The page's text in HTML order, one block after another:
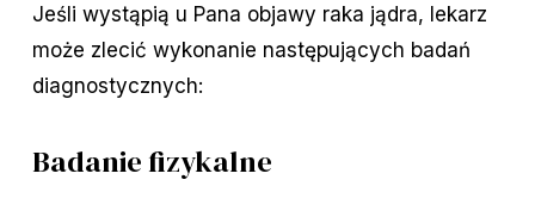
Jeśli wystąpią u Pana objawy raka jądra, lekarz
może zlecić wykonanie następujących badań
diagnostycznych:
Badanie fizykalne